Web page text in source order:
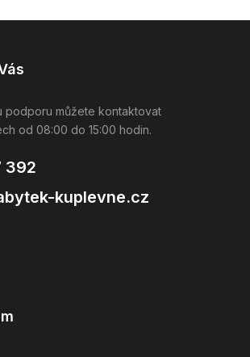
podporu můžete kontaktovat
od 08:00 do 15:00 hodin.
392
kuplevne.cz